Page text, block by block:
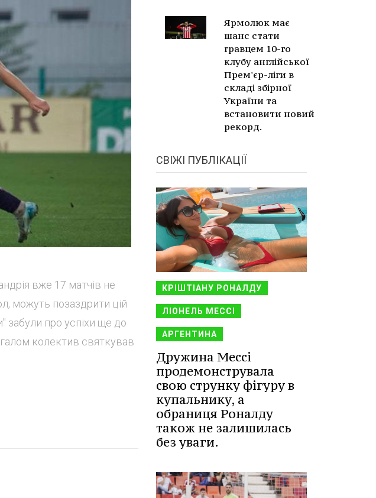
вже 17 матчів не
можуть позаздрити цій
забули про успіхи ще до
колектив святкував
Ярмолюк має
шанс стати
гравцем 10-го
клубу англійської
Прем'єр-ліги в
складі збірної
України та
встановити новий
рекорд.
СВІЖІ ПУБЛІКАЦІЇ
КРІШТІАНУ РОНАЛДУ
ЛІОНЕЛЬ МЕССІ
АРГЕНТИНА
Дружина Мессі
продемонструвала
свою струнку фігуру в
купальнику, а
обраниця Роналду
також не залишилась
без уваги.